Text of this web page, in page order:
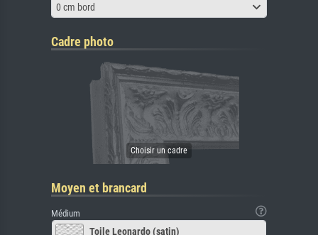
0 cm bord
Cadre photo
Moyen et brancard
Médium
Toile Leonardo (satin)